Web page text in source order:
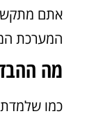
אתם
המערכת
מה
כמו